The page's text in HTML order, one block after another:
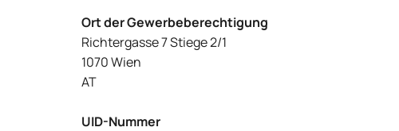
Ort der Gewerbeberechtigung
Richtergasse 7 Stiege 2/1
1070 Wien
AT
UID-Nummer